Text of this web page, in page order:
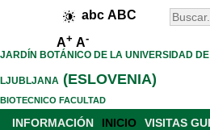
abc ABC
A+ A-
JARDÍN BOTÁNICO DE LA UNIVERSIDAD DE
LJUBLJANA (ESLOVENIA)
BIOTECNICO FACULTAD
INFORMACIÓN INICIO VISITAS